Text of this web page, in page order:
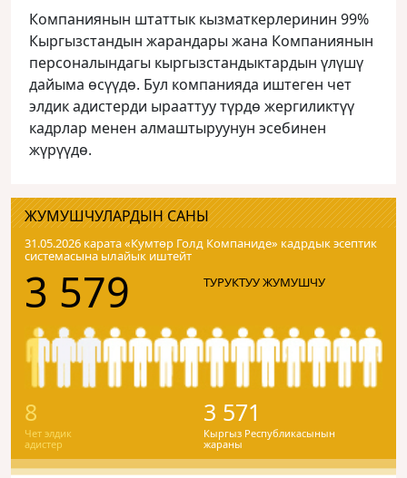
Компаниянын штаттык кызматкерлеринин 99%
Кыргызстандын жарандары жана Компаниянын
персоналындагы кыргызстандыктардын үлүшү
дайыма өсүүдө. Бул компанияда иштеген чет
элдик адистерди ырааттуу түрдө жергиликтүү
кадрлар менен алмаштыруунун эсебинен
жүрүүдө.
ЖУМУШЧУЛАРДЫН САНЫ
31.05.2026 карата «Кумтɵр Голд Компаниде» кадрдык эсептик
системасына ылайык иштейт
3 579 ТУРУКТУУ ЖУМУШЧУ
8
Чет элдик
адистер
3 571
Кыргыз Республикасынын
жараны